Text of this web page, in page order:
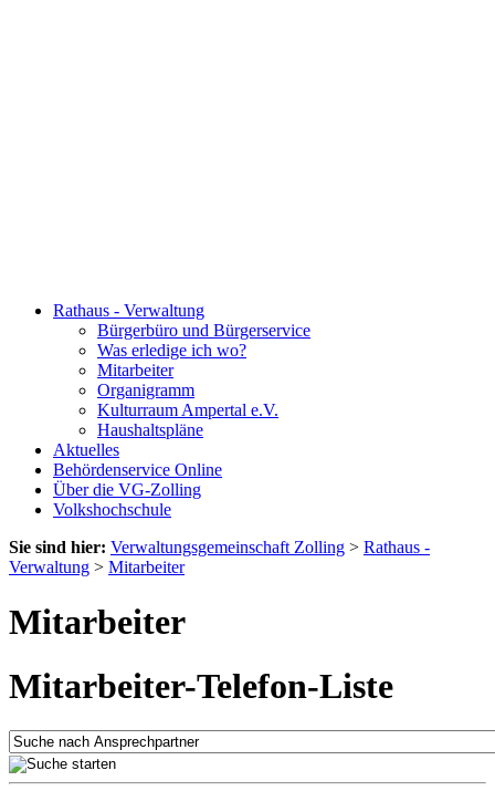
Rathaus - Verwaltung
Bürgerbüro und Bürgerservice
Was erledige ich wo?
Mitarbeiter
Organigramm
Kulturraum Ampertal e.V.
Haushaltspläne
Aktuelles
Behördenservice Online
Über die VG-Zolling
Volkshochschule
Sie sind hier: Verwaltungsgemeinschaft Zolling > Rathaus -
Verwaltung > Mitarbeiter
Mitarbeiter
Mitarbeiter-Telefon-Liste